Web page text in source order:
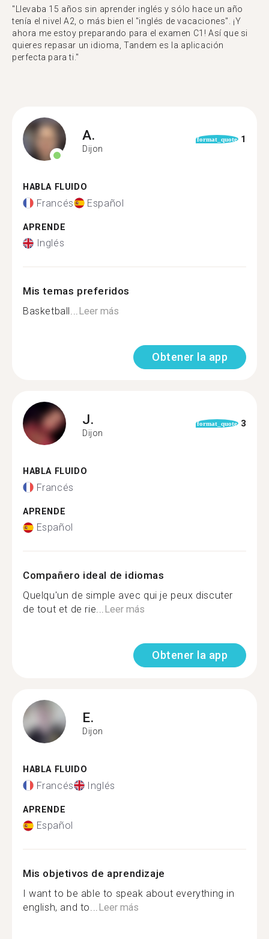
"Llevaba 15 años sin aprender inglés y sólo hace un año
tenía el nivel A2, o más bien el "inglés de vacaciones". ¡Y
ahora me estoy preparando para el examen C1! Así que si
quieres repasar un idioma, Tandem es la aplicación
perfecta para ti."
A.
Dijon
format_quote 1
HABLA FLUIDO
Francés Español
APRENDE
Inglés
Mis temas preferidos
Basketball...Leer más
Obtener la app
J.
Dijon
format_quote 3
HABLA FLUIDO
Francés
APRENDE
Español
Compañero ideal de idiomas
Quelqu'un de simple avec qui je peux discuter
de tout et de rie...Leer más
Obtener la app
E.
Dijon
HABLA FLUIDO
Francés Inglés
APRENDE
Español
Mis objetivos de aprendizaje
I want to be able to speak about everything in
english, and to...Leer más